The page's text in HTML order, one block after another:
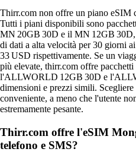
Thirr.com non offre un piano
Tutti i piani disponibili sono
MN 20GB 30D e il MN 12GB 30D,
di dati a alta velocità per 30 giorni
33 USD rispettivamente. Se un
più elevate, thirr.com offre
l'ALLWORLD 12GB 30D e
dimensioni e prezzi simili.
conveniente, a meno che l'utente
estremamente pesante.
Thirr.com offre l'eSIM
telefono e SMS?